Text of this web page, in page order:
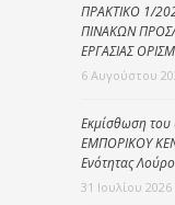
ΠΡΑΚΤΙΚΟ 1/
ΠΙΝΑΚΩΝ
ΕΡΓΑΣΙΑΣ
6 Αυγούστου
Εκμίσθωση του
ΕΜΠΟΡΙΚΟΥ
Ενότητας
31 Ιουλίου 2026